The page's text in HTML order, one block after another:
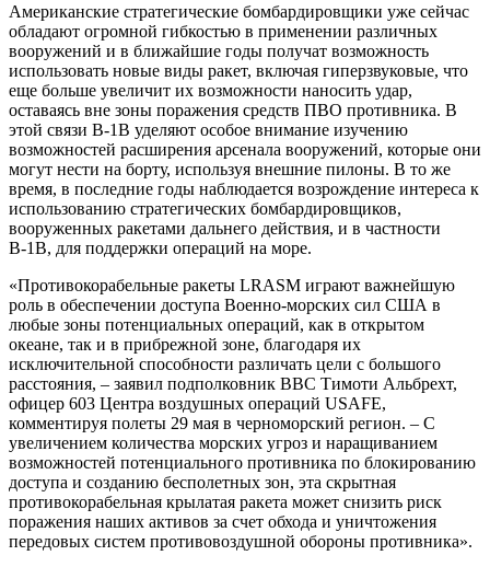
Американские стратегические бомбардировщики уже сейчас
обладают огромной гибкостью в применении различных
вооружений и в ближайшие годы получат возможность
использовать новые виды ракет, включая гиперзвуковые, что
еще больше увеличит их возможности наносить удар,
оставаясь вне зоны поражения средств ПВО противника. В
этой связи В-1В уделяют особое внимание изучению
возможностей расширения арсенала вооружений, которые они
могут нести на борту, используя внешние пилоны. В то же
время, в последние годы наблюдается возрождение интереса к
использованию стратегических бомбардировщиков,
вооруженных ракетами дальнего действия, и в частности
В-1В, для поддержки операций на море.
«Противокорабельные ракеты LRASM играют важнейшую
роль в обеспечении доступа Военно-морских сил США в
любые зоны потенциальных операций, как в открытом
океане, так и в прибрежной зоне, благодаря их
исключительной способности различать цели с большого
расстояния, – заявил подполковник ВВС Тимоти Альбрехт,
офицер 603 Центра воздушных операций USAFE,
комментируя полеты 29 мая в черноморский регион. – С
увеличением количества морских угроз и наращиванием
возможностей потенциального противника по блокированию
доступа и созданию бесполетных зон, эта скрытная
противокорабельная крылатая ракета может снизить риск
поражения наших активов за счет обхода и уничтожения
передовых систем противовоздушной обороны противника».